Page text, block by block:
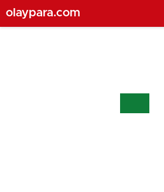
olaypara.com